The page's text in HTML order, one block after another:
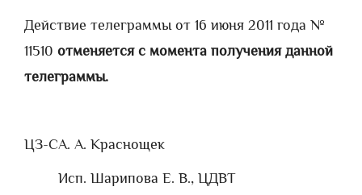
Действие телеграммы от 16 июня 2011 года №
11510 отменяется с момента получения данной
телеграммы.
ЦЗ-СА. А. Краснощек
Исп. Шарипова Е. В., ЦДВТ